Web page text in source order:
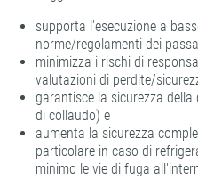
supporta l'esecuzione a
norme/regolamenti dei
minimizza i rischi di
valutazioni di perdite/
garantisce la sicurezza
di collaudo) e
aumenta la sicurezza
particolare in caso di
minimo le vie di fuga